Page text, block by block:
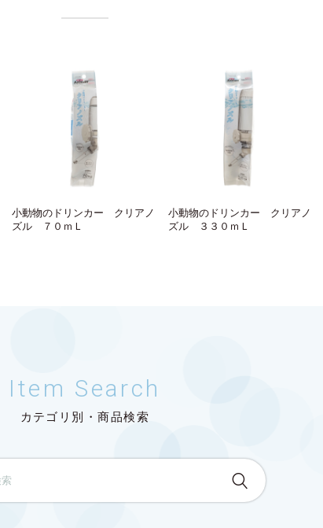
小動物のドリンカー クリアノ
ズル ７０ｍＬ
小動物のドリンカー クリアノ
ズル ３３０ｍＬ
Item Search
カテゴリ別・商品検索